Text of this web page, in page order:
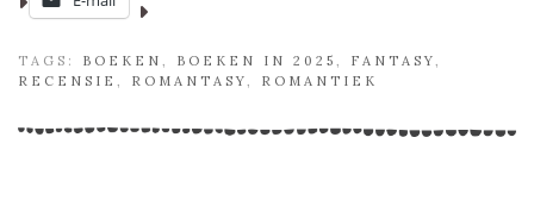
TAGS: BOEKEN , BOEKEN IN 2025 , FANTASY,
RECENSIE , ROMANTASY, ROMANTIEK